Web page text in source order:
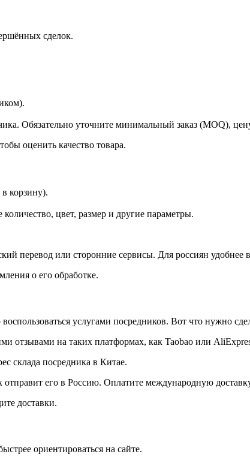
сделок.
Обязательно уточните минимальный заказ (MOQ),
оценить качество товара.
корзину).
цвет, размер и другие параметры.
перевод или сторонние сервисы. Для россиян удобнее
о его обработке.
услугами посредников. Вот что нужно
отзывами на таких платформах, как Taobao или
склада посредника в Китае.
его в Россию. Оплатите международную
доставки.
ориентироваться на сайте.